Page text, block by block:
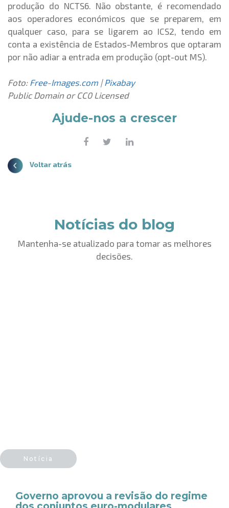
produção do NCTS6. Não obstante, é recomendado
aos operadores económicos que se preparem, em
qualquer caso, para se ligarem ao ICS2, tendo em
conta a existência de Estados-Membros que optaram
por não adiar a entrada em produção (opt-out MS).
Foto: Free-Images.com|Pixabay
Public Domain or CC0 Licensed
Ajude-nos a crescer
Voltar atrás
Notícias do blog
Mantenha-se atualizado para tomar as melhores
decisões.
Notícia
Governo aprovou a revisão do regime